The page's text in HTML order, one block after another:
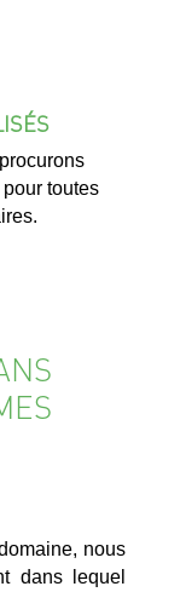
toutes
nous
dans lequel